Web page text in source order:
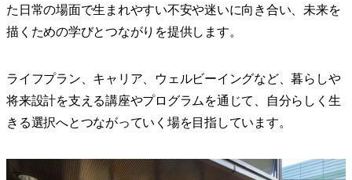
た日常の場面で生まれやすい不安や迷いに向き合い、未来を
描くための学びとつながりを提供します。
ライフプラン、キャリア、ウェルビーイングなど、暮らしや
将来設計を支える講座やプログラムを通じて、自分らしく生
きる選択へとつながっていく場を目指しています。